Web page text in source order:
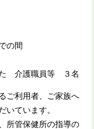
の間
た 介護職員等 ３名
ご利用者、ご家族へ
いています。
所管保健所の指導の